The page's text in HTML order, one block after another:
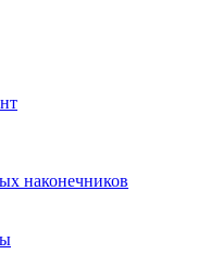
наконечников